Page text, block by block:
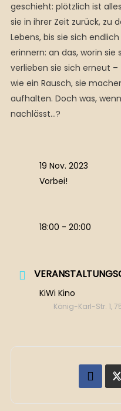
geschieht: plötzlich ist
sie in ihrer Zeit zurück, zu
Lebens, bis sie sich
erinnern: an das, worin sie
verlieben sie sich erneut
wie ein Rausch, sie
aufhalten. Doch was,
nachlässt…?
19 Nov. 2023
Vorbei!
18:00 - 20:00
KiWi Kino
König-Karl-Str. 1,